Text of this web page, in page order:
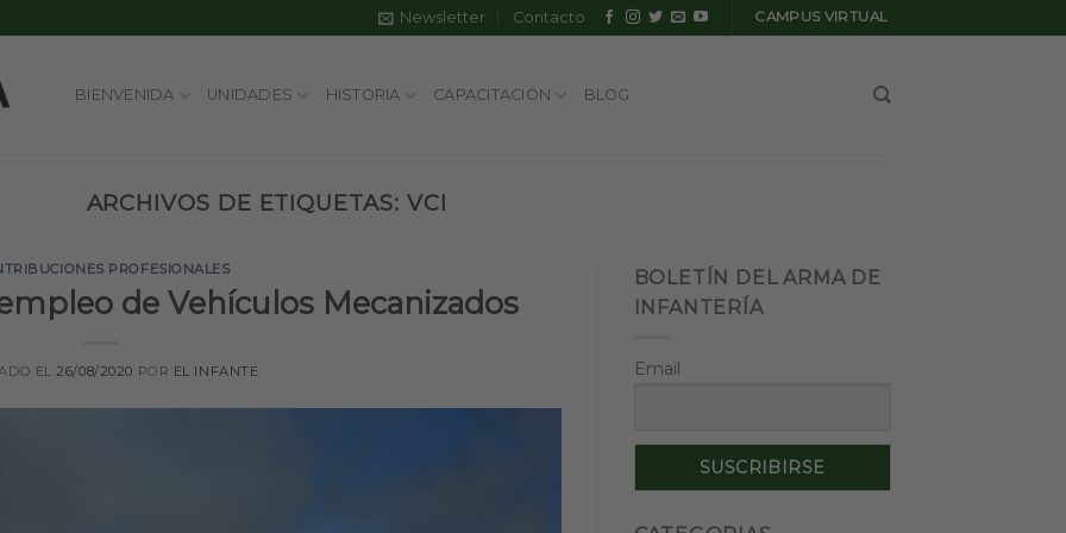
Newsletter Contacto CAMPUS VIRTUAL
BIENVENIDA UNIDADES HISTORIA CAPACITACIÓN BLOG
ARCHIVOS DE ETIQUETAS: VCI
PROFESIONALES
de Vehículos Mecanizados
EL 26/08/2020 POR EL INFANTE
BOLETÍN DEL ARMA DE
INFANTERÍA
Email